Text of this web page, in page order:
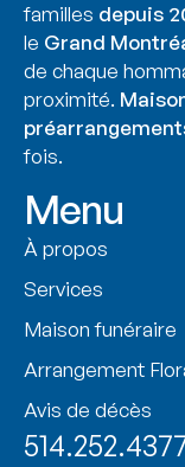
familles depuis
le Grand
de chaque
proximité.
fois.
Menu
À propos
Services
Maison funéraire
Arrangement
Avis de décès